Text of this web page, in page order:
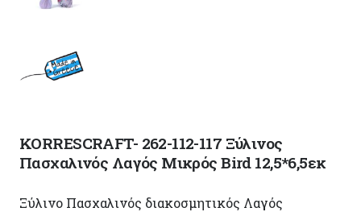
KORRESCRAFT- 262-112-117 Ξύλινος
Πασχαλινός Λαγός Μικρός Bird 12,5*6,5εκ
Ξύλινο Πασχαλινός διακοσμητικός Λαγός